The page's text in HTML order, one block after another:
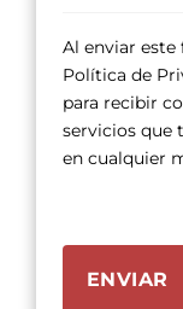
Al enviar este
Política de
para recibir
servicios que
en cualquier
ENVIAR